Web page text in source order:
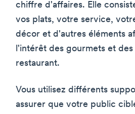
chiffre d'affaires. Elle
vos plats, votre service,
décor et d'autres éléments
l'intérêt des gourmets et
restaurant.
Vous utilisez différents
assurer que votre public